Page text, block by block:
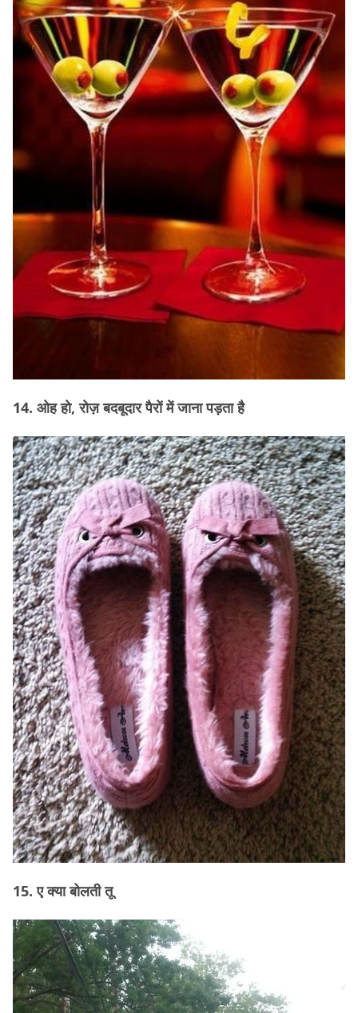
14. ओह हो, रोज़ बदबूदार पैरों में जाना पड़ता है
15. ए क्या बोलती तू